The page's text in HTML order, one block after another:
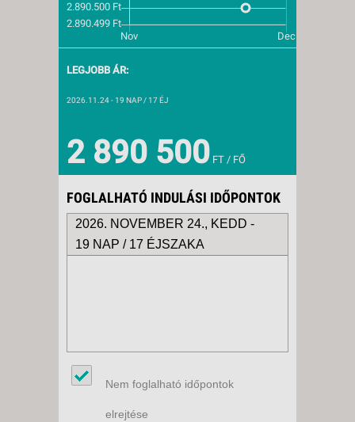
LEGJOBB ÁR:
2026.11.24- 19 NAP / 17 ÉJ
2 890 500 FT / FŐ
FOGLALHATÓ INDULÁSI IDŐPONTOK
2026. NOVEMBER 24., KEDD -
19 NAP / 17 ÉJSZAKA
Nem foglalható időpontok
elrejtése